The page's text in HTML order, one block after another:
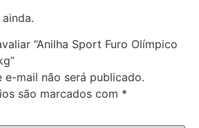
“Anilha Sport Furo Olímpico
e-mail não será publicado.
são marcados com *